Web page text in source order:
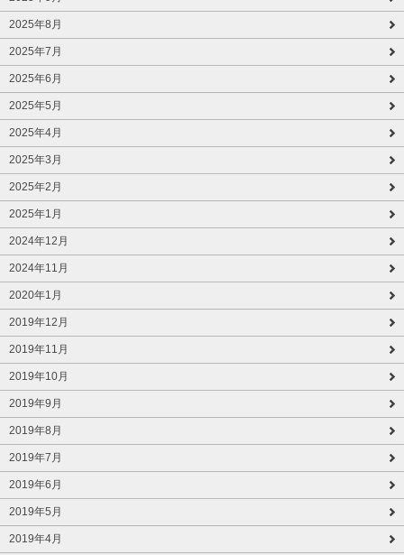
2025年8月
2025年7月
2025年6月
2025年5月
2025年4月
2025年3月
2025年2月
2025年1月
2024年12月
2024年11月
2020年1月
2019年12月
2019年11月
2019年10月
2019年9月
2019年8月
2019年7月
2019年6月
2019年5月
2019年4月